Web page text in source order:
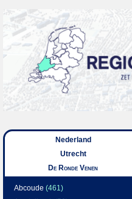
Nederland
Utrecht
De Ronde Venen
Abcoude (461)